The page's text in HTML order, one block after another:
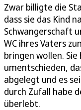
Zwar billigte die
dass sie das Kind
Schwangerschaft
WC ihres Vaters
bringen wollen.
umentschieden,
abgelegt und es
durch Zufall habe
überlebt.